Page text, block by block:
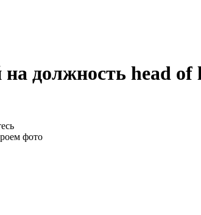
на должность head
фото